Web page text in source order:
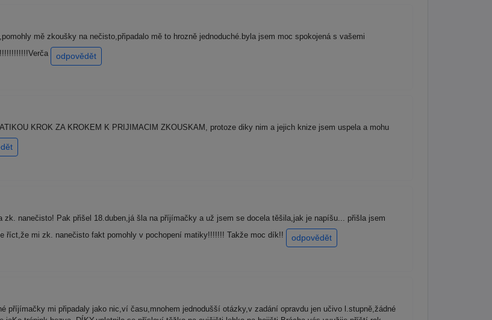
mě zkoušky na nečisto,připadalo mě to hrozně jednoduché.byla jsem moc spokojená s vašemi
odpovědět
KROK ZA KROKEM K PRIJIMACIM ZKOUSKAM, protoze diky nim a jejich knize jsem uspela a mohu
nanečisto! Pak přišel 18.duben,já šla na příjímačky a už jsem se docela těšila,jak je napíšu... přišla jsem
říct,že mi zk. nanečisto fakt pomohly v pochopení matiky!!!!!!! Takže moc dík!!
odpovědět
příjímačky mi připadaly jako nic,ví času,mnohem jednodušší otázky,v zadání opravdu jen učivo l.stupně,žádné